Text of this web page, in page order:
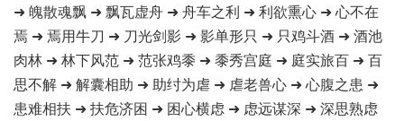
➜ 魄散魂飘 ➜ 飘瓦虚舟 ➜ 舟车之利 ➜ 利欲熏心 ➜ 心不在
焉 ➜ 焉用牛刀 ➜ 刀光剑影 ➜ 影单形只 ➜ 只鸡斗酒 ➜ 酒池
肉林 ➜ 林下风范 ➜ 范张鸡黍 ➜ 黍秀宫庭 ➜ 庭实旅百 ➜ 百
思不解 ➜ 解囊相助 ➜ 助纣为虐 ➜ 虐老兽心 ➜ 心腹之患 ➜
患难相扶 ➜ 扶危济困 ➜ 困心横虑 ➜ 虑远谋深 ➜ 深思熟虑